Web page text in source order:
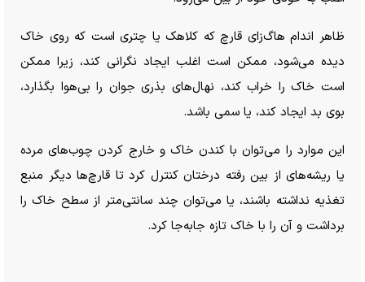
ظاهر اندام هاگ‌زای قارچ که کلاهک یا چتری است که روی خاک
دیده می‌شود، ممکن است اغلب ایجاد نگرانی کند، زیرا ممکن
است خاک را خراب کند، نهال‌های بذری جوان را بی‌هوا بگذارد،
بوی بد ایجاد کند، یا سمی باشد.
این موارد را می‌توان با کندن خاک و خارج کردن چوب‌های مرده
یا ریشه‌های از بین رفته درختان کنترل کرد تا قارچ‌ها دیگر منبع
تغذیه نداشته باشند، یا می‌توان چند سانتی‌متر از سطح خاک را
برداشت و آن را با خاک تازه جابه‌جا کرد.